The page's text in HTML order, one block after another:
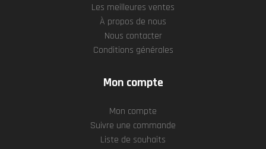
Les meilleures ventes
À propos de nous
Nous contacter
Conditions générales
Mon compte
Mon compte
Suivre une commande
Liste de souhaits